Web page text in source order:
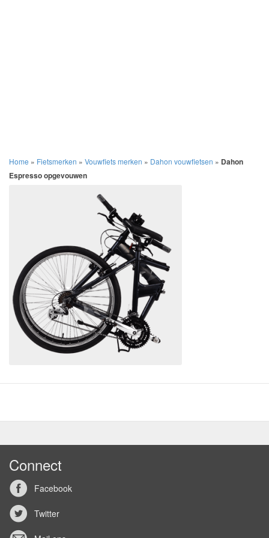
Home » Fietsmerken » Vouwfiets merken » Dahon vouwfietsen » Dahon
Espresso opgevouwen
Connect
Facebook
Twitter